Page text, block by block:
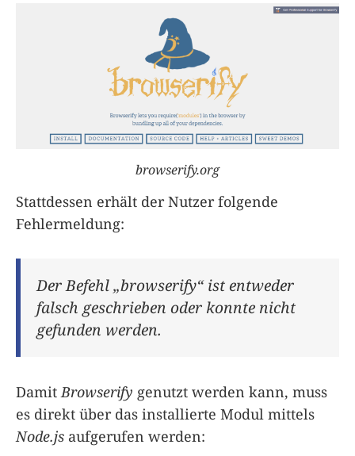
browserify.org
Stattdessen erhält der Nutzer folgende
Fehlermeldung:
Der Befehl „browserify“ ist entweder
falsch geschrieben oder konnte nicht
gefunden werden.
DamitBrowserify genutzt werden kann, muss
es direkt über das installierte Modul mittels
Node.js aufgerufen werden: